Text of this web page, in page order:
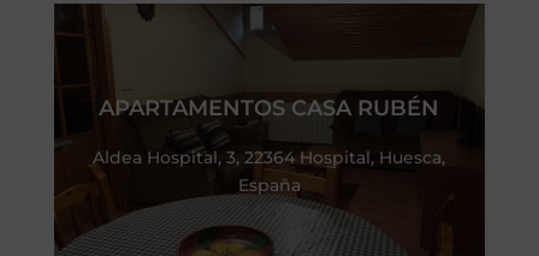
APARTAMENTOS CASA RUBÉN
Aldea Hospital, 3, 22364 Hospital, Huesca,
España